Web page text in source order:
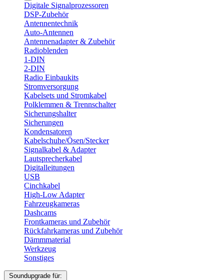
Digitale Signalprozessoren
DSP-Zubehör
Antennentechnik
Auto-Antennen
Antennenadapter & Zubehör
Radioblenden
1-DIN
2-DIN
Radio Einbaukits
Stromversorgung
Kabelsets und Stromkabel
Polklemmen & Trennschalter
Sicherungshalter
Sicherungen
Kondensatoren
Kabelschuhe/Ösen/Stecker
Signalkabel & Adapter
Lautsprecherkabel
Digitalleitungen
USB
Cinchkabel
High-Low Adapter
Fahrzeugkameras
Dashcams
Frontkameras und Zubehör
Rückfahrkameras und Zubehör
Dämmmaterial
Werkzeug
Sonstiges
Soundupgrade für: